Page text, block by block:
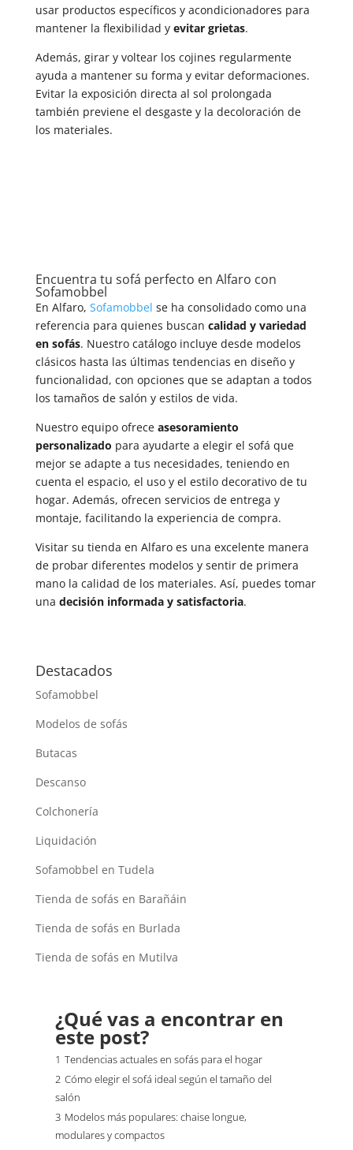
usar productos específicos y acondicionadores para
mantener la flexibilidad y evitar grietas.
Además, girar y voltear los cojines regularmente
ayuda a mantener su forma y evitar deformaciones.
Evitar la exposición directa al sol prolongada
también previene el desgaste y la decoloración de
los materiales.
Encuentra tu sofá perfecto en Alfaro con
Sofamobbel
En Alfaro, Sofamobbel se ha consolidado como una
referencia para quienes buscan calidad y variedad
en sofás. Nuestro catálogo incluye desde modelos
clásicos hasta las últimas tendencias en diseño y
funcionalidad, con opciones que se adaptan a todos
los tamaños de salón y estilos de vida.
Nuestro equipo ofrece asesoramiento
personalizado para ayudarte a elegir el sofá que
mejor se adapte a tus necesidades, teniendo en
cuenta el espacio, el uso y el estilo decorativo de tu
hogar. Además, ofrecen servicios de entrega y
montaje, facilitando la experiencia de compra.
Visitar su tienda en Alfaro es una excelente manera
de probar diferentes modelos y sentir de primera
mano la calidad de los materiales. Así, puedes tomar
una decisión informada y satisfactoria.
Destacados
Sofamobbel
Modelos de sofás
Butacas
Descanso
Colchonería
Liquidación
Sofamobbel en Tudela
Tienda de sofás en Barañáin
Tienda de sofás en Burlada
Tienda de sofás en Mutilva
¿Qué vas a encontrar en
este post?
1 Tendencias actuales en sofás para el hogar
2 Cómo elegir el sofá ideal según el tamaño del
salón
3 Modelos más populares: chaise longue,
modulares y compactos